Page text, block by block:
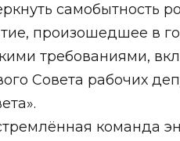
самобытность
произошедшее в
требованиями,
Совета рабочих
команда